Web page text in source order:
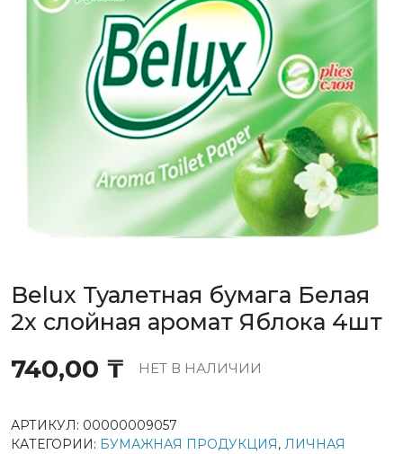
Belux Туалетная бумага Белая
2х слойная аромат Яблока 4шт
740,00 ₸ НЕТ В НАЛИЧИИ
АРТИКУЛ: 00000009057
КАТЕГОРИИ: БУМАЖНАЯ ПРОДУКЦИЯ, ЛИЧНАЯ